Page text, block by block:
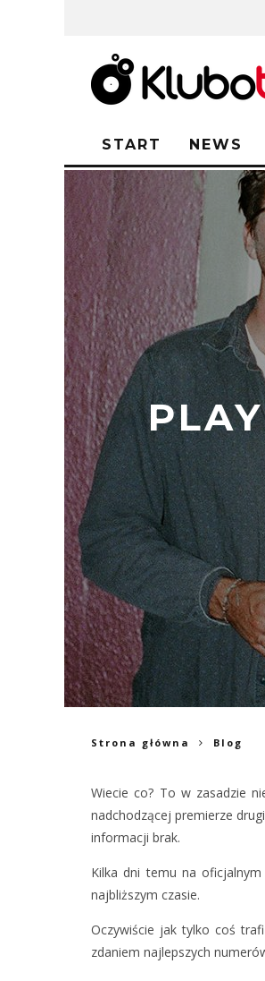
START NEWS
Strona główna Blog
Wiecie co? To w zasadzie
nadchodzącej premierze
informacji brak.
Kilka dni temu na
najbliższym czasie.
Oczywiście jak tylko coś
zdaniem najlepszych